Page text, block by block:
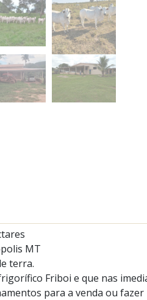
MT
terra.
Friboi e que nas
para a venda ou